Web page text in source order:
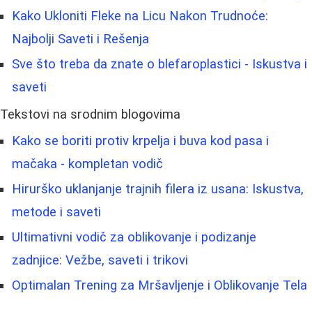
Kako Ukloniti Fleke na Licu Nakon Trudnoće:
Najbolji Saveti i Rešenja
Sve što treba da znate o blefaroplastici - Iskustva i
saveti
Tekstovi na srodnim blogovima
Kako se boriti protiv krpelja i buva kod pasa i
mačaka - kompletan vodič
Hirurško uklanjanje trajnih filera iz usana: Iskustva,
metode i saveti
Ultimativni vodič za oblikovanje i podizanje
zadnjice: Vežbe, saveti i trikovi
Optimalan Trening za Mršavljenje i Oblikovanje Tela